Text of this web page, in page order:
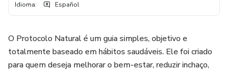
Idioma: Español
O Protocolo Natural é um guia simples, objetivo e
totalmente baseado em hábitos saudáveis. Ele foi criado
para quem deseja melhorar o bem-estar, reduzir inchaço,